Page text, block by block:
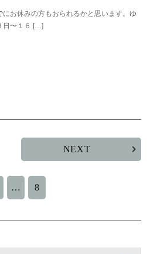
お休みの方もおられるかと思います。ゆ
日〜１６ […]
… 8
NEXT